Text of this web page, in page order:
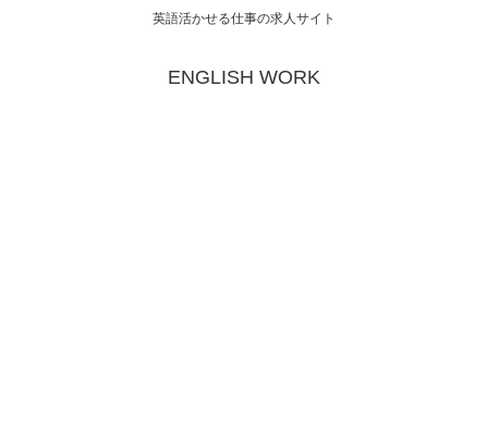
英語活かせる仕事の求人サイト
ENGLISH WORK